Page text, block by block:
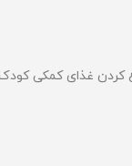
غذای کمکی